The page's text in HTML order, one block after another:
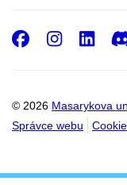
© 2026 Masarykova
Správce webu